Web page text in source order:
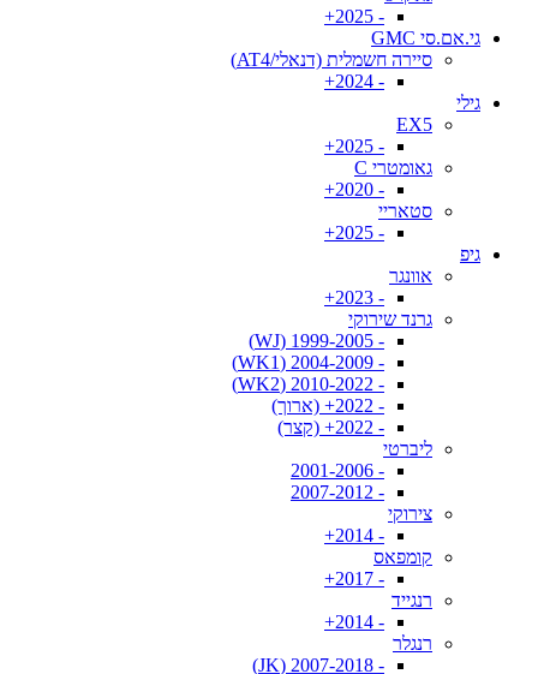
- 2025+
גי.אם.סי GMC
סיירה חשמלית (דנאלי/AT4)
- 2024+
גילי
EX5
- 2025+
גאומטרי C
- 2020+
סטאריי
- 2025+
גיפ
אוונגר
- 2023+
גרנד שירוקי
- 1999-2005 (WJ)
- 2004-2009 (WK1)
- 2010-2022 (WK2)
- 2022+ (ארוך)
- 2022+ (קצר)
ליברטי
- 2001-2006
- 2007-2012
צירוקי
- 2014+
קומפאס
- 2017+
רנגייד
- 2014+
רנגלר
- 2007-2018 (JK)